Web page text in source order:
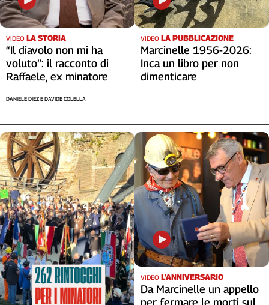
VIDEO LA STORIA
“Il diavolo non mi ha
voluto”: il racconto di
Raffaele, ex minatore
DANIELE DIEZ E DAVIDE COLELLA
VIDEO LA PUBBLICAZIONE
Marcinelle 1956-2026:
Inca un libro per non
dimenticare
VIDEO L'ANNIVERSARIO
Da Marcinelle un appello
per fermare le morti sul